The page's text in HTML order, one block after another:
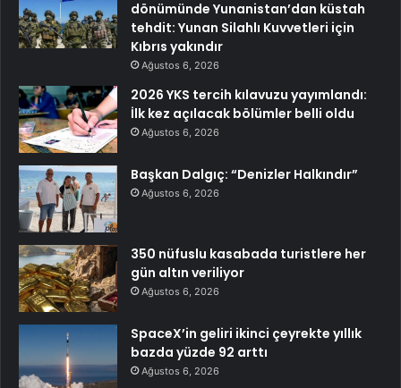
dönümünde Yunanistan’dan küstah
tehdit: Yunan Silahlı Kuvvetleri için
Kıbrıs yakındır
Ağustos 6, 2026
2026 YKS tercih kılavuzu yayımlandı:
İlk kez açılacak bölümler belli oldu
Ağustos 6, 2026
Başkan Dalgıç: “Denizler Halkındır”
Ağustos 6, 2026
350 nüfuslu kasabada turistlere her
gün altın veriliyor
Ağustos 6, 2026
SpaceX’in geliri ikinci çeyrekte yıllık
bazda yüzde 92 arttı
Ağustos 6, 2026